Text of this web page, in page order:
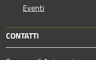
Eventi
CONTATTI